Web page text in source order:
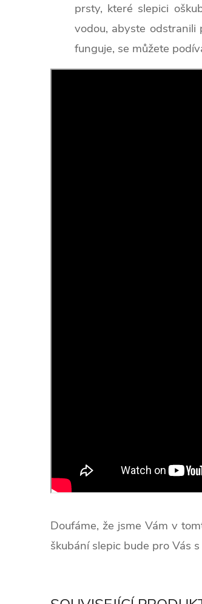
prsty, které slepici
vodou, abyste odstranili
funguje, se můžete
Doufáme, že jsme Vám v
škubání slepic bude pro Vás